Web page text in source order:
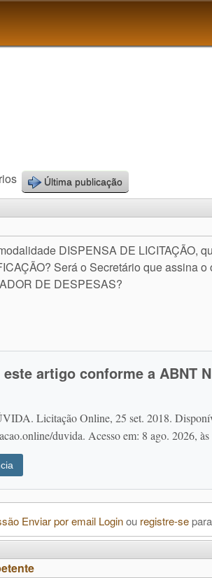
Última publicação
DISPENSA DE LICITAÇÃO,
Será o Secretário que assina o
DE DESPESAS?
artigo conforme a ABNT
Licitação Online, 25 set. 2018.
duvida. Acesso em: 8 ago. 2026,
Enviar por email Loginou registre-se